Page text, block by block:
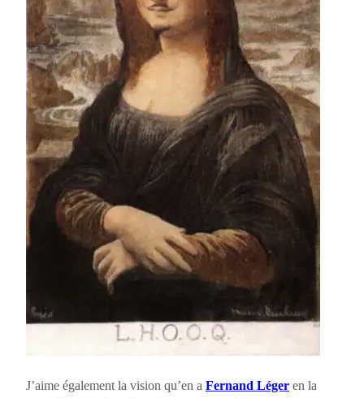
J’aime également la vision qu’en a Fernand Léger en la